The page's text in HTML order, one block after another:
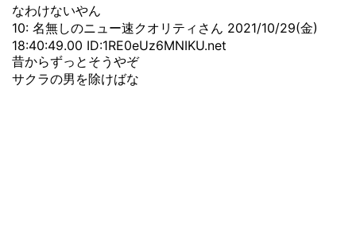
なわけないやん
10: 名無しのニュー速クオリティさん 2021/10/29(金)
18:40:49.00 ID:1RE0eUz6MNIKU.net
昔からずっとそうやぞ
サクラの男を除けばな